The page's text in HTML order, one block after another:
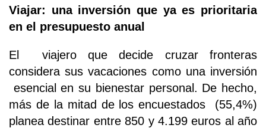
Viajar: una inversión que ya es prioritaria
en el presupuesto anual
El viajero que decide cruzar fronteras
considera sus vacaciones como una inversión
esencial en su bienestar personal. De hecho,
más de la mitad de los encuestados (55,4%)
planea destinar entre 850 y 4.199 euros al año